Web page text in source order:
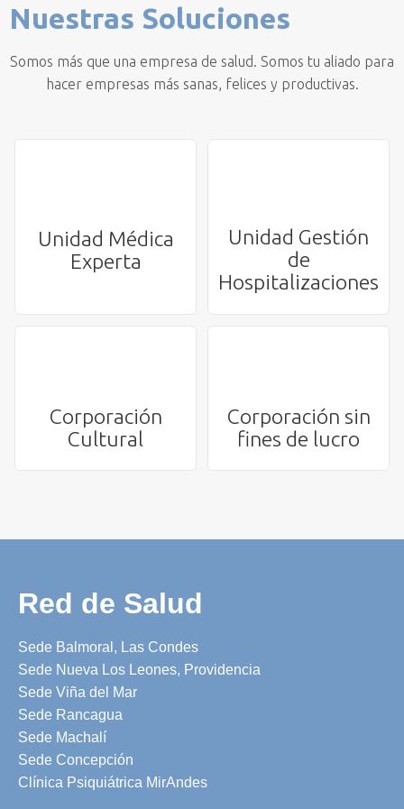
Nuestras Soluciones
Somos más que una empresa de salud. Somos tu aliado para
hacer empresas más sanas, felices y productivas.
Unidad Médica
Experta
Unidad Gestión
de
Hospitalizaciones
Corporación
Cultural
Corporación sin
fines de lucro
Red de Salud
Sede Balmoral, Las Condes
Sede Nueva Los Leones, Providencia
Sede Viña del Mar
Sede Rancagua
Sede Machalí
Sede Concepción
Clínica Psiquiátrica MirAndes